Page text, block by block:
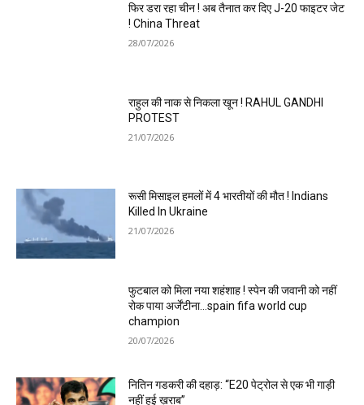
फिर डरा रहा चीन ! अब तैनात कर दिए J-20 फाइटर जेट
! China Threat
28/07/2026
राहुल की नाक से निकला खून ! RAHUL GANDHI
PROTEST
21/07/2026
रूसी मिसाइल हमलों में 4 भारतीयों की मौत ! Indians
Killed In Ukraine
21/07/2026
फुटबाल को मिला नया शहंशाह ! स्पेन की जवानी को नहीं
रोक पाया अर्जेंटीना…spain fifa world cup
champion
20/07/2026
नितिन गडकरी की दहाड़: “E20 पेट्रोल से एक भी गाड़ी
नहीं हुई ख़राब”